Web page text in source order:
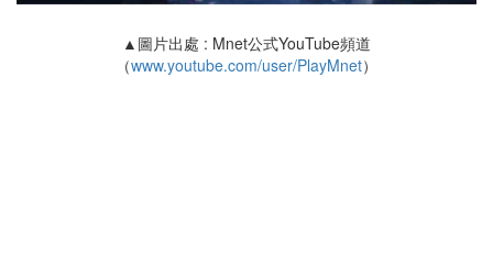
▲圖片出處 : Mnet公式YouTube頻道
（www.youtube.com/user/PlayMnet）